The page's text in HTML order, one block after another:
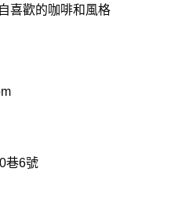
喜歡的咖啡和風格
巷6號